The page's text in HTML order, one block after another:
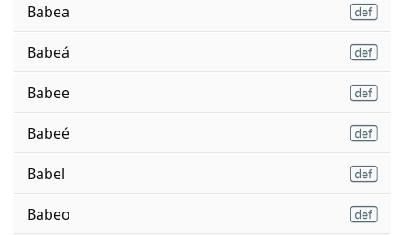
Babea
Babeá
Babee
Babeé
Babel
Babeo